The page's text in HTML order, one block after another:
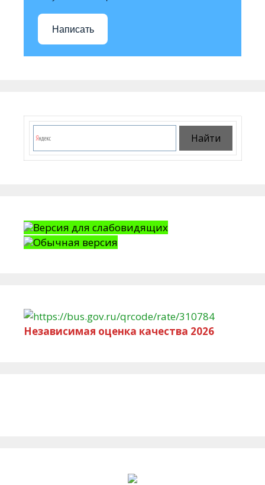
Написать
Версия для слабовидящих
Обычная версия
Независимая оценка качества 2026